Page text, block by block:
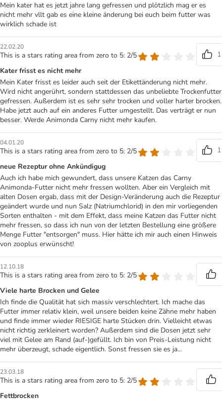
Mein kater hat es jetzt jahre lang gefressen und plötzlich mag er es
nicht mehr vllt gab es eine kleine änderung bei euch beim futter was
wirklich schade ist
22.02.20
This is a stars rating area from zero to 5: 2/5
1
Kater frisst es nicht mehr
Mein Kater frisst es leider auch seit der Etikettänderung nicht mehr.
Wird nicht angerührt, sondern stattdessen das unbeliebte Trockenfutter
gefressen. Außerdem ist es sehr sehr trocken und voller harter brocken.
Habe jetzt auch auf ein anderes Futter umgestellt. Das verträgt er nun
besser. Werde Animonda Carny nicht mehr kaufen.
04.01.20
This is a stars rating area from zero to 5: 2/5
1
neue Rezeptur ohne Ankündigug
Auch ich habe mich gewundert, dass unsere Katzen das Carny
Animonda-Futter nicht mehr fressen wollten. Aber ein Vergleich mit
alten Dosen ergab, dass mit der Design-Veränderung auch die Rezeptur
geändert wurde und nun Salz (Natriumchlorid) in den mir vorliegenden
Sorten enthalten - mit dem Effekt, dass meine Katzen das Futter nicht
mehr fressen, so dass ich nun von der letzten Bestellung eine größere
Menge Futter "entsorgen" muss. Hier hätte ich mir auch einen Hinweis
von zooplus erwünscht!
12.10.18
This is a stars rating area from zero to 5: 2/5
Viele harte Brocken und Gelee
Ich finde die Qualität hat sich massiv verschlechtert. Ich mache das
Futter immer relativ klein, weil unsere beiden keine Zähne mehr haben
und finde immer wieder RIESIGE harte Stücken drin. Vielleicht etwas
nicht richtig zerkleinert worden? Außerdem sind die Dosen jetzt sehr
viel mit Gelee am Rand (auf-)gefüllt. Ich bin von Preis-Leistung nicht
mehr überzeugt, schade eigentlich. Sonst fressen sie es ja...
23.03.18
This is a stars rating area from zero to 5: 2/5
Fettbrocken